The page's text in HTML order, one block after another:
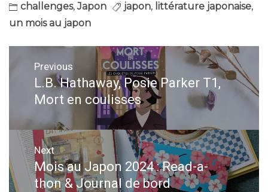
challenges, Japon japon, littérature japonaise,
un mois au japon
Navigation
l’article
Previous
Previous
post:
L.B. Hathaway, Posie Parker T1,
Mort en coulisses
Next
Next
post:
Mois au Japon 2024 : Read-a-
thon & Journal de bord